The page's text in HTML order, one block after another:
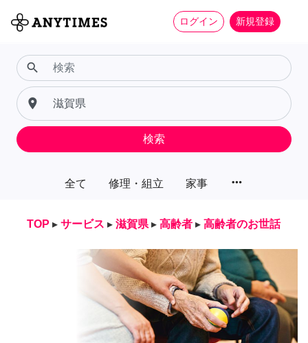
ログイン 新規登録
全て 修理・組立 家事 more_horiz
search
place
検索
TOP ▸ サービス ▸ 滋賀県 ▸ 高齢者 ▸ 高齢者のお世話